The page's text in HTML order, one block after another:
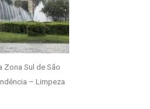
Zona Sul de São
– Limpeza